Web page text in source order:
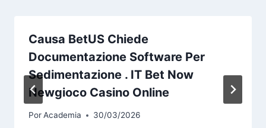
Causa BetUS Chiede
Documentazione Software Per
Sedimentazione . IT Bet Now
Newgioco Casino Online
PorAcademia 30/03/2026